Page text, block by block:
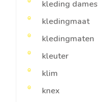
kleding dames
kledingmaat
kledingmaten
kleuter
klim
knex